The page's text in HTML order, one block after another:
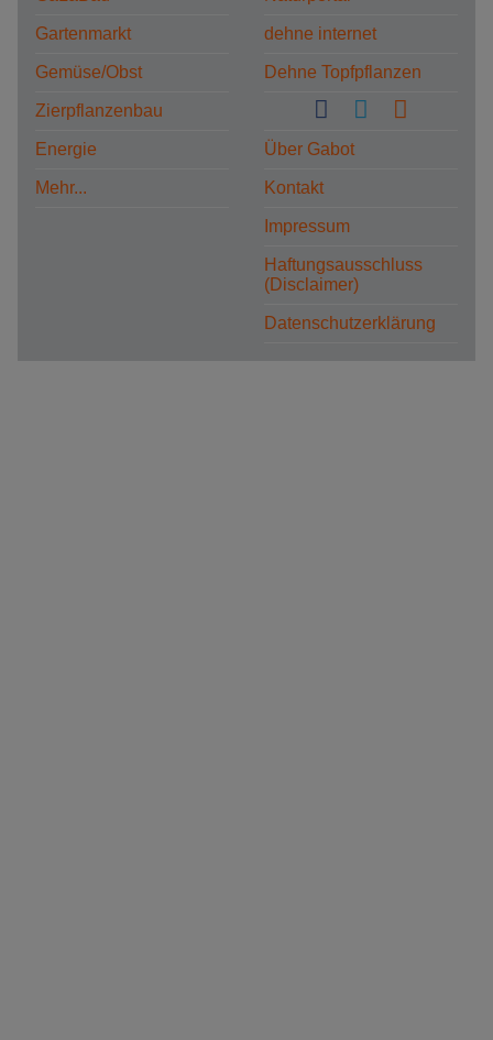
Gartenmarkt
Gemüse/Obst
Zierpflanzenbau
Energie
Mehr...
dehne internet
Dehne Topfpflanzen
Über Gabot
Kontakt
Impressum
Haftungsausschluss
(Disclaimer)
Datenschutzerklärung